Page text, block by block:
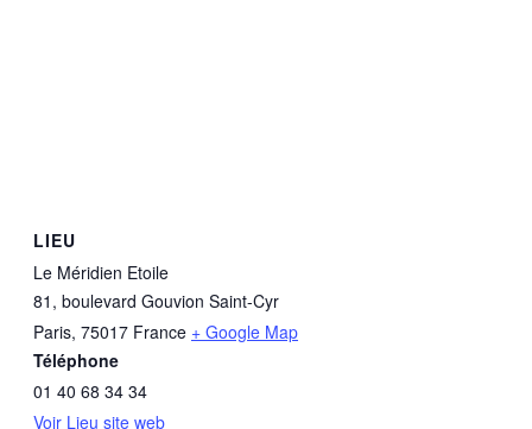
LIEU
Le Méridien Etoile
81, boulevard Gouvion Saint-Cyr
Paris, 75017 France + Google Map
Téléphone
01 40 68 34 34
Voir Lieu site web